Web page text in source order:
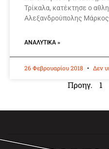
Τρίκαλα, κατέκτησε ο
Αλεξανδρούπολης Μάρκος
ΑΝΑΛΥΤΙΚΆ »
26 Φεβρουαρίου 2018 Δεν
Προηγ. 1